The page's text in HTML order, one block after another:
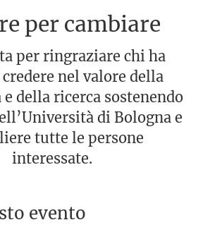
per cambiare
per ringraziare chi ha
nel valore della
e della ricerca sostenendo
di Bologna e
tutte le persone
interessate.
evento